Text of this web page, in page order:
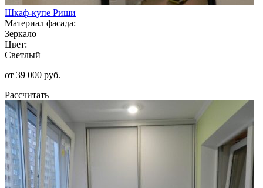
Шкаф-купе Риши
Материал фасада:
Зеркало
Цвет:
Светлый
от 39 000 руб.
Рассчитать